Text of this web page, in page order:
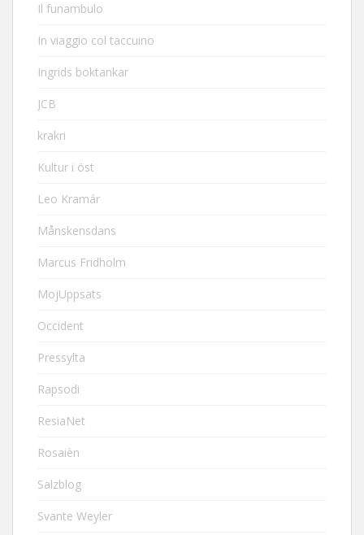
Il funambulo
In viaggio col taccuino
Ingrids boktankar
JCB
krakri
Kultur i öst
Leo Kramár
Månskensdans
Marcus Fridholm
MojUppsats
Occident
Pressylta
Rapsodi
ResiaNet
Rosaièn
Salzblog
Svante Weyler